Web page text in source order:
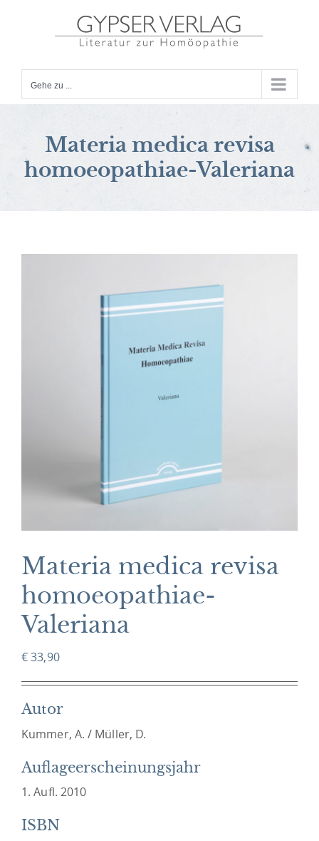
Gehe zu ...
Materia medica revisa
homoeopathiae-Valeriana
Materia medica revisa
homoeopathiae-
Valeriana
€33,90
Autor
Kummer, A. / Müller, D.
Auflageerscheinungsjahr
1. Aufl. 2010
ISBN